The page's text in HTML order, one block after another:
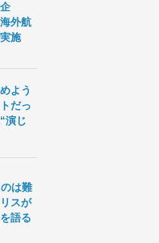
外航
施
よう
だっ
演じ
は難
スが
語る